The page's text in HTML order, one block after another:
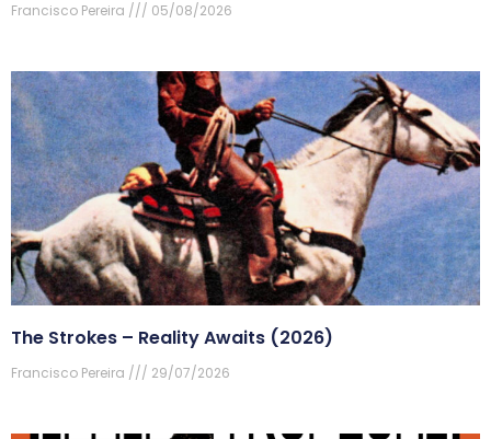
Francisco Pereira 05/08/2026
The Strokes – Reality Awaits (2026)
Francisco Pereira 29/07/2026